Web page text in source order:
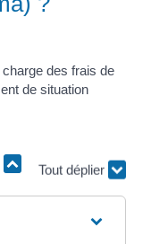
des frais de
de situation
Tout déplier